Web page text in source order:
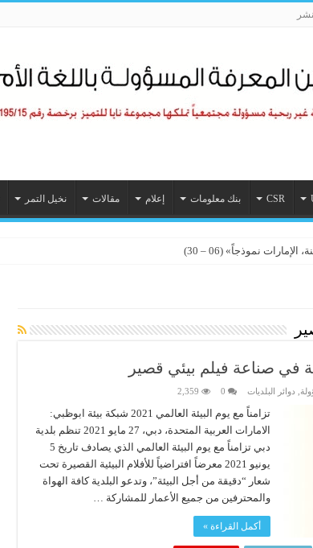
CSR بنك معلومات إعلام مقالات نخيل التمر
نموذجاً» (06 – 30)
في صناعة فيلم بيئي قصير
دوائر البلديات 0
2,359
تزامناً مع يوم البيئة العالمي 2021 شبكة بيئة ابوظبي:
الامارات العربية المتحدة، دبي، 27 مايو 2021 تنظم بلدية
دبي تزامناً مع يوم البيئة العالمي الذي يصادف تاريخ 5
يونيو 2021 معرضاً افتراضياً للأفلام البيئية القصيرة تحت
شعار “دقيقة من أجل البيئة”، وتدعو البلدية كافة الهواة
والمحترفين من جميع الأعمار للمشاركة …
أكمل القراءة »